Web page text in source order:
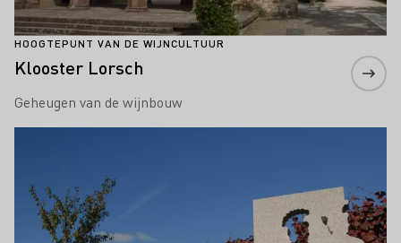
HOOGTEPUNT VAN DE WIJNCULTUUR
Klooster Lorsch
Geheugen van de wijnbouw